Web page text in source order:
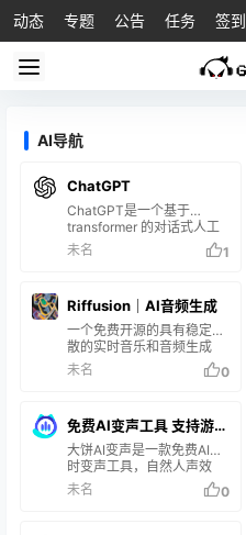
动态 专题 公告 任务 签到
AI导航
ChatGPT
ChatGPT是一个基于
transformer 的对话式人工
智能系统，由 Anthropic 公
司开发 特征： 以对话的方
拥有广泛的知识，可以就各
种话题进行讨论和回答问
题。 能写作诗歌、文章、回
答编程问题等，展现出较强
的创造能力。 训练数据集主
一时段。 采用了各种保护措
施减少生成有害内容的可能
性…
未名 1
Riffusion｜AI音频生成
一个免费开源的具有稳定扩
散的实时音乐和音频生成
库，用户只需输入音乐描
述，AI便可以生成对应风格
Diffusion（文本生成图像模
型）微调频谱图，频谱图是
音频的视觉表示，显示不同
频率随时间的振幅，而后再
将高保真度的频谱图图像转
未名 0
免费AI变声工具 支持游戏
和App变声-大饼AI变声
大饼AI变声是一款免费AI实
时变声工具，自然人声效
果，千种音色选择，全场景
接入支持，支持游戏开黑和
未名 0